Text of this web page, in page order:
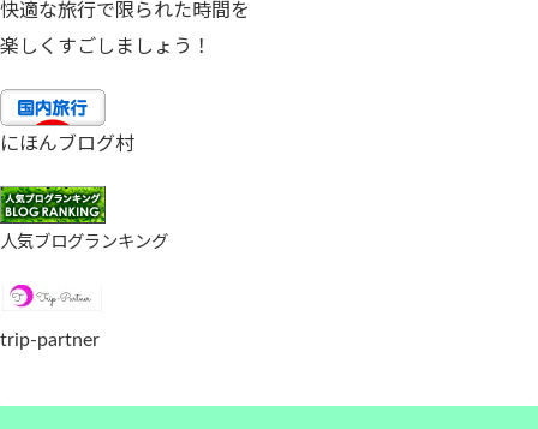
快適な旅行で限られた時間を
楽しくすごしましょう！
にほんブログ村
人気ブログランキング
trip-partner